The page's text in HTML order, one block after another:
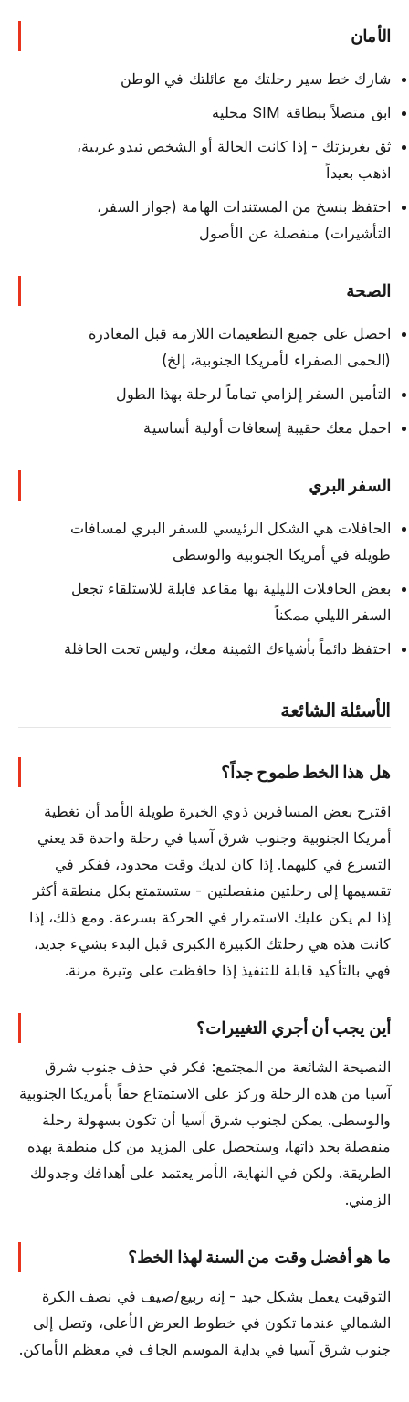
الأمان
شارك خط سير رحلتك مع عائلتك في الوطن
ابق متصلاً ببطاقة SIM محلية
ثق بغريزتك - إذا كانت الحالة أو الشخص تبدو غريبة،
اذهب بعيداً
احتفظ بنسخ من المستندات الهامة (جواز السفر،
التأشيرات) منفصلة عن الأصول
الصحة
احصل على جميع التطعيمات اللازمة قبل المغادرة
(الحمى الصفراء لأمريكا الجنوبية، إلخ)
التأمين السفر إلزامي تماماً لرحلة بهذا الطول
احمل معك حقيبة إسعافات أولية أساسية
السفر البري
الحافلات هي الشكل الرئيسي للسفر البري لمسافات
طويلة في أمريكا الجنوبية والوسطى
بعض الحافلات الليلية بها مقاعد قابلة للاستلقاء تجعل
السفر الليلي ممكناً
احتفظ دائماً بأشياءك الثمينة معك، وليس تحت الحافلة
الأسئلة الشائعة
هل هذا الخط طموح جداً؟
اقترح بعض المسافرين ذوي الخبرة طويلة الأمد أن تغطية
أمريكا الجنوبية وجنوب شرق آسيا في رحلة واحدة قد يعني
التسرع في كليهما. إذا كان لديك وقت محدود، ففكر في
تقسيمها إلى رحلتين منفصلتين - ستستمتع بكل منطقة أكثر
إذا لم يكن عليك الاستمرار في الحركة بسرعة. ومع ذلك، إذا
كانت هذه هي رحلتك الكبيرة الكبرى قبل البدء بشيء جديد،
فهي بالتأكيد قابلة للتنفيذ إذا حافظت على وتيرة مرنة.
أين يجب أن أجري التغييرات؟
النصيحة الشائعة من المجتمع: فكر في حذف جنوب شرق
آسيا من هذه الرحلة وركز على الاستمتاع حقاً بأمريكا الجنوبية
والوسطى. يمكن لجنوب شرق آسيا أن تكون بسهولة رحلة
منفصلة بحد ذاتها، وستحصل على المزيد من كل منطقة بهذه
الطريقة. ولكن في النهاية، الأمر يعتمد على أهدافك وجدولك
الزمني.
ما هو أفضل وقت من السنة لهذا الخط؟
التوقيت يعمل بشكل جيد - إنه ربيع/صيف في نصف الكرة
الشمالي عندما تكون في خطوط العرض الأعلى، وتصل إلى
جنوب شرق آسيا في بداية الموسم الجاف في معظم الأماكن.